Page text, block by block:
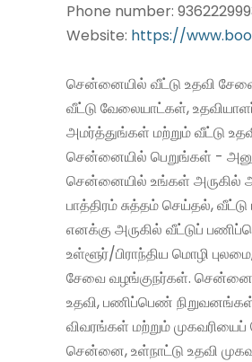
Phone number:
Website: https://
சென்னையில் வீட்டு உதவி
வீட்டு வேலையாட்கள்,
அமர்த்துங்கள் மற்றும் வீட்டு
சென்னையில் பெறுங்கள் -
சென்னையில் உங்கள் அருகில்
பாத்திரம் சுத்தம் செய்தல்,
எனக்கு அருகில் வீட்டுப்
உள்ளூர்/பிராந்திய மொழி
சேவை வழங்குநர்கள்.
உதவி, பணிப்பெண்
விவரங்கள் மற்றும்
சென்னை, உள்நாட்டு உதவி